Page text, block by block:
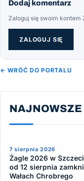
Dodaj komentarz
Zaloguj się swoim kontem
ZALOGUJ SIĘ
← WRÓĆ DO PORTALU
NAJNOWSZE
7 sierpnia 2026
Żagle 2026 w
od 12 sierpnia
Wałach Chrobrego